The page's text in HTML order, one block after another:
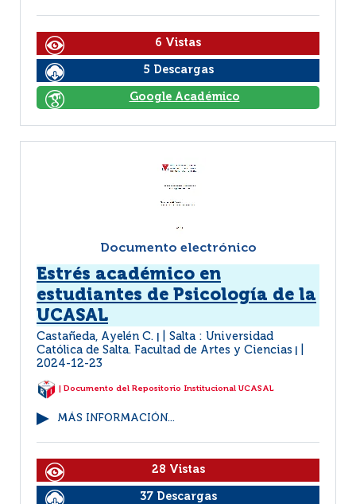
6 Vistas
5 Descargas
Google Académico
Documento electrónico
Estrés académico en
estudiantes de Psicología de la
UCASAL
Castañeda, Ayelén C.
Salta : Universidad
Católica de Salta. Facultad de Artes y Ciencias
2024-12-23
| Documento del Repositorio Institucional UCASAL
MÁS INFORMACIÓN...
28 Vistas
37 Descargas